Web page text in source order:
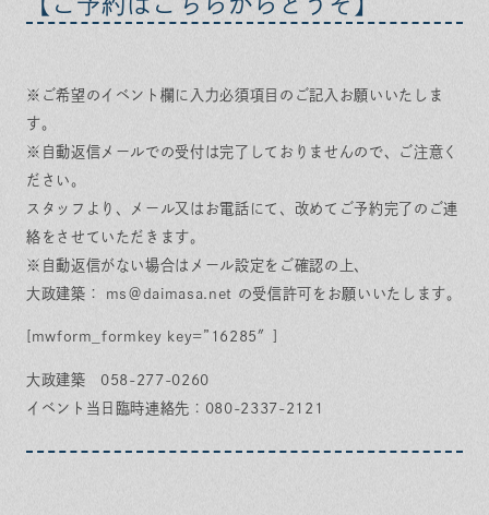
※ご希望のイベント欄に入力必須項目のご記入お願いいたしま
す。
※自動返信メールでの受付は完了しておりませんので、ご注意く
ださい。
スタッフより、メール又はお電話にて、改めてご予約完了のご連
絡をさせていただきます。
※自動返信がない場合はメール設定をご確認の上、
大政建築： ms＠daimasa.net の受信許可をお願いいたします。
[mwform_formkey key=”16285″]
大政建築 058-277-0260
イベント当日臨時連絡先：080-2337-2121